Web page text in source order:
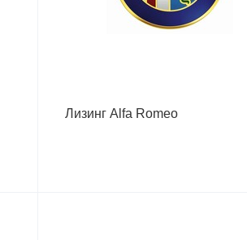
Лизинг Alfa Romeo